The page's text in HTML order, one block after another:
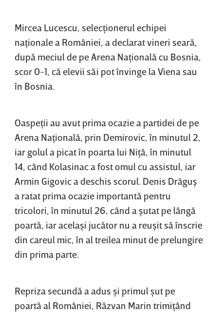
Mircea Lucescu, selecţionerul echipei
naţionale a României, a declarat vineri seară,
după meciul de pe Arena Naţională cu Bosnia,
scor 0-1, că elevii săi pot învinge la Viena sau
în Bosnia.
Oaspeţii au avut prima ocazie a partidei de pe
Arena Naţională, prin Demirovic, în minutul 2,
iar golul a picat în poarta lui Niţă, în minutul
14, când Kolasinac a fost omul cu assistul, iar
Armin Gigovic a deschis scorul. Denis Drăguş
a ratat prima ocazie importantă pentru
tricolori, în minutul 26, când a şutat pe lângă
poartă, iar acelaşi jucător nu a reuşit să înscrie
din careul mic, în al treilea minut de prelungire
din prima parte.
Repriza secundă a adus şi primul şut pe
poartă al României, Răzvan Marin trimiţând